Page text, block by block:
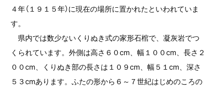
４年（１９１５年）に現在の場所に置かれたといわれていま
す。
県内では数少ないくりぬき式の家形石棺で、凝灰岩でつ
くられています。外側は高さ６０cm、幅１００cm、長さ２
００cm、くりぬき部の長さは１０９cm、幅５１cm、深さ
５３cmあります。ふたの形から６～７世紀はじめのころの